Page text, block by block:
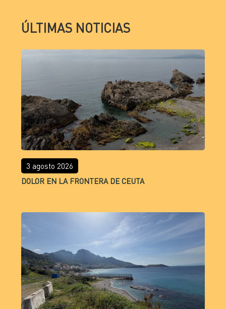
ÚLTIMAS NOTICIAS
3 agosto 2026
DOLOR EN LA FRONTERA DE CEUTA